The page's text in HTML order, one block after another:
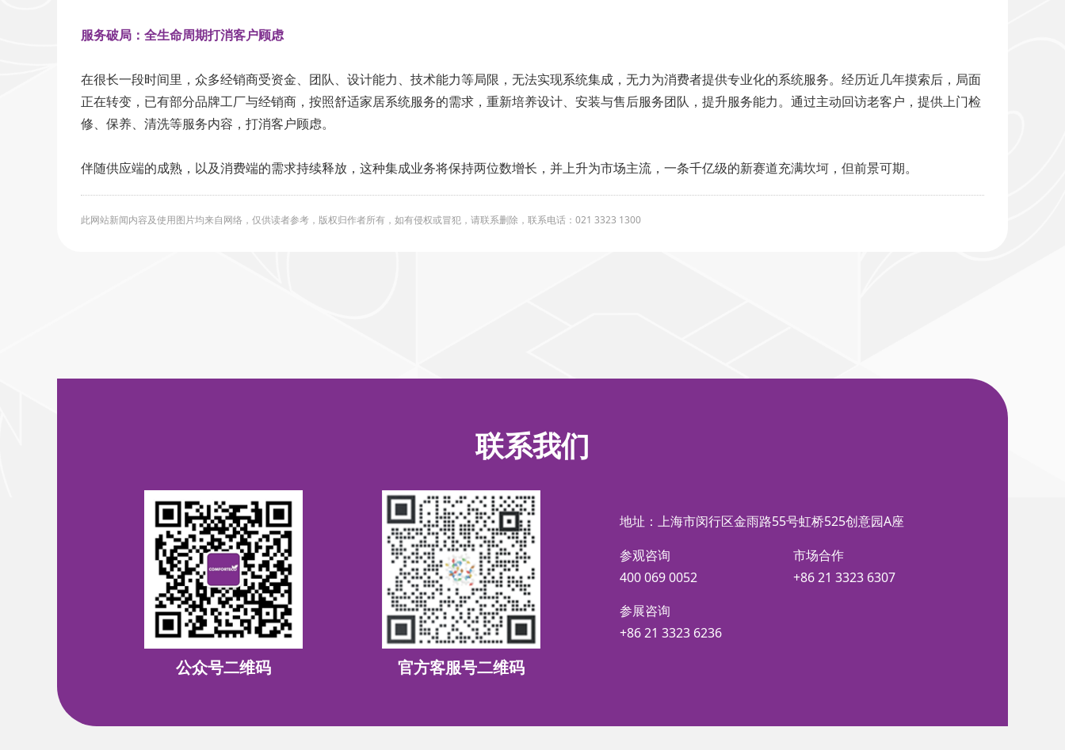
服务破局：全生命周期打消客户顾虑
在很长一段时间里，众多经销商受资金、团队、设计能力、技术能力等局限，无法实现系统集成，无力为消费者提供专业化的系统服务。经历近几年摸索后，局面
正在转变，已有部分品牌工厂与经销商，按照舒适家居系统服务的需求，重新培养设计、安装与售后服务团队，提升服务能力。通过主动回访老客户，提供上门检
修、保养、清洗等服务内容，打消客户顾虑。
伴随供应端的成熟，以及消费端的需求持续释放，这种集成业务将保持两位数增长，并上升为市场主流，一条千亿级的新赛道充满坎坷，但前景可期。
此网站新闻内容及使用图片均来自网络，仅供读者参考，版权归作者所有，如有侵权或冒犯，请联系删除，联系电话：021 3323 1300
联系我们
公众号二维码 官方客服号二维码
地址：上海市闵行区金雨路55号虹桥525创意园A座
参观咨询
400 069 0052
市场合作
+86 21 3323 6307
参展咨询
+86 21 3323 6236